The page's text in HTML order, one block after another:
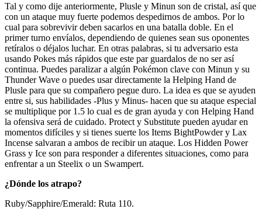
Tal y como dije anteriormente, Plusle y Minun son de cristal, así que
con un ataque muy fuerte podemos despedirnos de ambos. Por lo
cual para sobrevivir deben sacarlos en una batalla doble. En el
primer turno envíalos, dependiendo de quienes sean sus oponentes
retíralos o déjalos luchar. En otras palabras, si tu adversario esta
usando Pokes más rápidos que este par guardalos de no ser así
continua. Puedes paralizar a algún Pokémon clave con Minun y su
Thunder Wave o puedes usar directamente la Helping Hand de
Plusle para que su compañero pegue duro. La idea es que se ayuden
entre si, sus habilidades -Plus y Minus- hacen que su ataque especial
se multiplique por 1.5 lo cual es de gran ayuda y con Helping Hand
la ofensiva será de cuidado. Protect y Substitute pueden ayudar en
momentos difíciles y si tienes suerte los Items BightPowder y Lax
Incense salvaran a ambos de recibir un ataque. Los Hidden Power
Grass y Ice son para responder a diferentes situaciones, como para
enfrentar a un Steelix o un Swampert.
¿Dónde los atrapo?
Ruby/Sapphire/Emerald: Ruta 110.